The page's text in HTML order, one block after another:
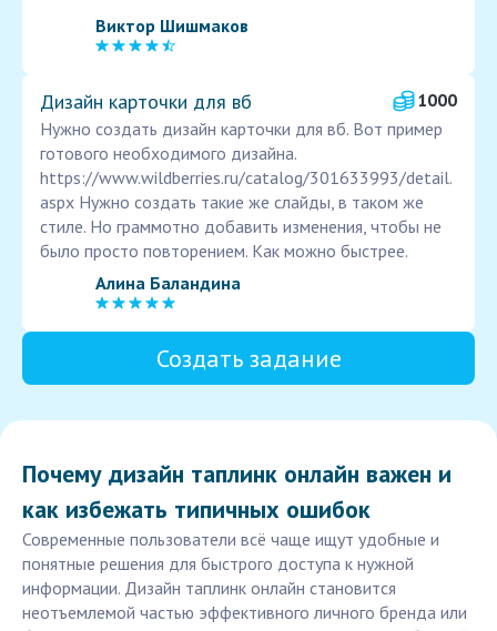
Виктор Шишмаков
Дизайн карточки для вб
1000
Нужно создать дизайн карточки для вб. Вот пример
готового необходимого дизайна.
https://www.wildberries.ru/catalog/301633993/detail.
aspx Нужно создать такие же слайды, в таком же
стиле. Но граммотно добавить изменения, чтобы не
было просто повторением. Как можно быстрее.
Алина Баландина
Создать задание
Почему дизайн таплинк онлайн важен и
как избежать типичных ошибок
Современные пользователи всё чаще ищут удобные и
понятные решения для быстрого доступа к нужной
информации. Дизайн таплинк онлайн становится
неотъемлемой частью эффективного личного бренда или